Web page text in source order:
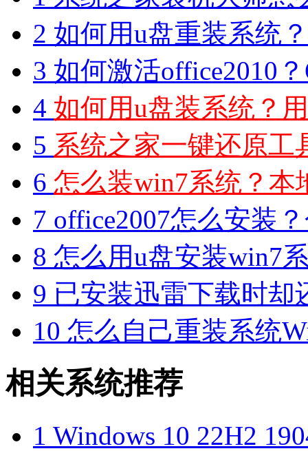
2 如何用u盘重装系统
3 如何激活office2010
4 如何用u盘装系统？
5 系统之家一键还原工
6 怎么装win7系统？本
7 office2007怎么安装
8 怎么用u盘安装win7
9 已安装迅雷下载时却
10 怎么自己重装系统
相关系统推荐
1 Windows 10 22H2